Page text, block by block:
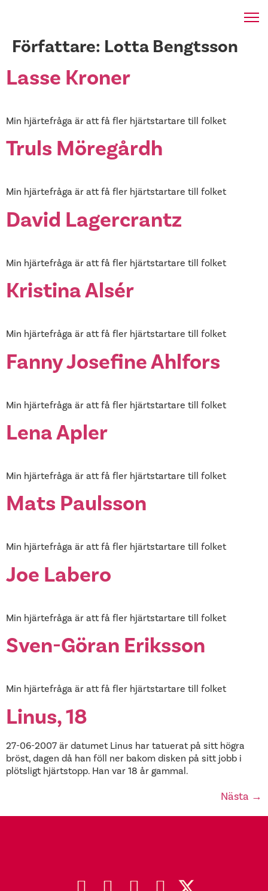
Författare: Lotta Bengtsson
Lasse Kroner
Min hjärtefråga är att få fler hjärtstartare till folket
Truls Möregårdh
Min hjärtefråga är att få fler hjärtstartare till folket
David Lagercrantz
Min hjärtefråga är att få fler hjärtstartare till folket
Kristina Alsér
Min hjärtefråga är att få fler hjärtstartare till folket
Fanny Josefine Ahlfors
Min hjärtefråga är att få fler hjärtstartare till folket
Lena Apler
Min hjärtefråga är att få fler hjärtstartare till folket
Mats Paulsson
Min hjärtefråga är att få fler hjärtstartare till folket
Joe Labero
Min hjärtefråga är att få fler hjärtstartare till folket
Sven-Göran Eriksson
Min hjärtefråga är att få fler hjärtstartare till folket
Linus, 18
27-06-2007 är datumet Linus har tatuerat på sitt högra
bröst, dagen då han föll ner bakom disken på sitt jobb i
plötsligt hjärtstopp. Han var 18 år gammal.
Nästa →